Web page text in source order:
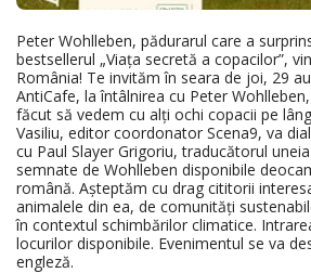
Peter Wohlleben, pădurarul care a
bestsellerul „Viața secretă a copacilor”,
România! Te invităm în seara de joi, 29
AntiCafe, la întâlnirea cu Peter
făcut să vedem cu alți ochi copacii pe
Vasiliu, editor coordonator Scena9, va
cu Paul Slayer Grigoriu, traducătorul
semnate de Wohlleben disponibile
română. Așteptăm cu drag cititorii
animalele din ea, de comunități
în contextul schimbărilor climatice.
locurilor disponibile. Evenimentul se va
engleză.